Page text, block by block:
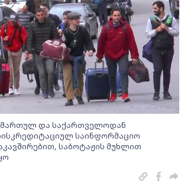
მართულ და საქართველოდან
საინფორმაციო
საბოტაჟის მუხლით